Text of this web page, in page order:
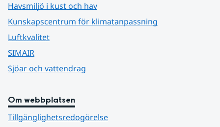
Havsmiljö i kust och hav
Kunskapscentrum för klimatanpassning
Luftkvalitet
SIMAIR
Sjöar och vattendrag
Om webbplatsen
Tillgänglighetsredogörelse